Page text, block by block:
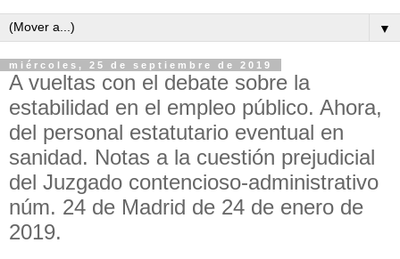
▼
miércoles, 25 de septiembre de 2019
A vueltas con el debate sobre la
estabilidad en el empleo público. Ahora,
del personal estatutario eventual en
sanidad. Notas a la cuestión prejudicial
del Juzgado contencioso-administrativo
núm. 24 de Madrid de 24 de enero de
2019.